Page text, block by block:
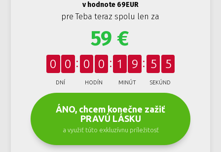
v hodnote 69EUR
pre Teba teraz spolu len za
59 €
0 0
DNÍ
0 0
HODÍN
1 9
MINÚT
5 4
SEKÚND
ÁNO, chcem konečne zažiť
PRAVÚ LÁSKU
a využiť túto exkluzívnu príležitosť